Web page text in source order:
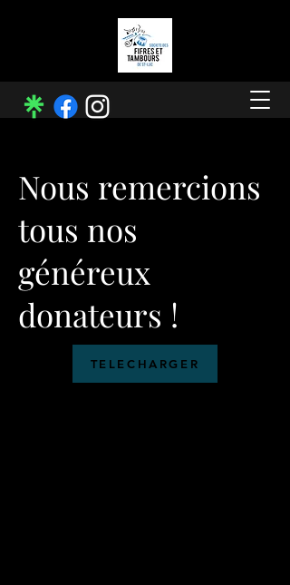
Nous remercions
tous nos
généreux
donateurs !
TELECHARGER